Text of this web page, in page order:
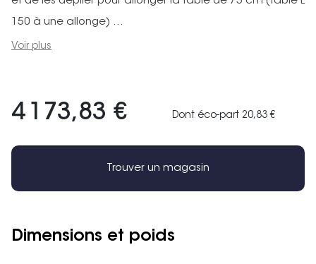
150 à une allonge) ...
Voir plus
4 173,83 € Dont éco-part 20,83 €
Trouver un magasin
Dimensions et poids